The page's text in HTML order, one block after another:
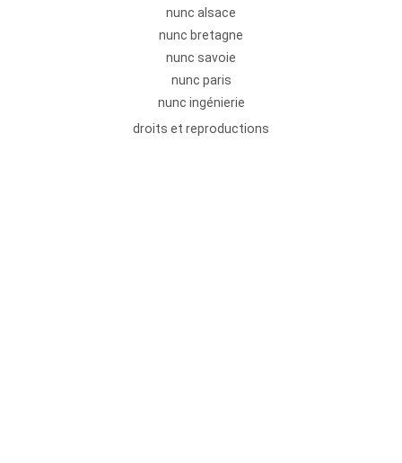
nunc alsace
nunc bretagne
nunc savoie
nunc paris
nunc ingénierie
droits et reproductions